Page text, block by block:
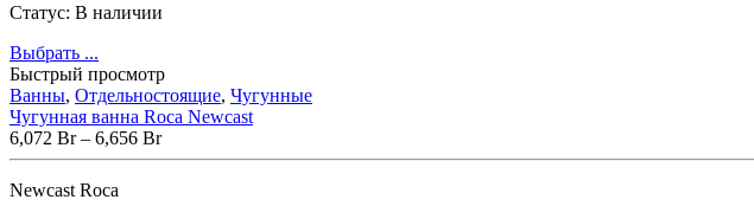
Статус: В наличии
Выбрать ...
Быстрый просмотр
Ванны, Отдельностоящие, Чугунные
Чугунная ванна Roca Newcast
6,072 Br– 6,656 Br
Newcast Roca